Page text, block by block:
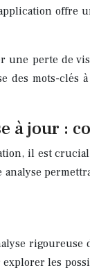
offre
une perte de
des mots-
à jour :
il est
les